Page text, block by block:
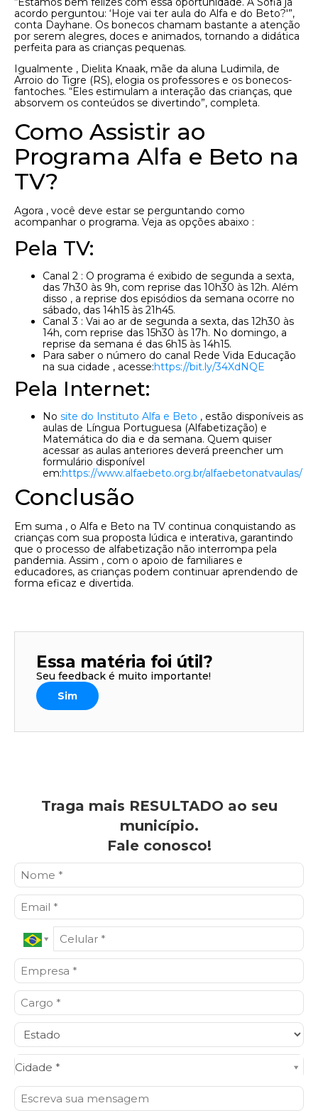
acordo perguntou: ‘Hoje vai ter aula do Alfa e do Beto?'”,
conta Dayhane. Os bonecos chamam bastante a atenção
por serem alegres, doces e animados, tornando a didática
perfeita para as crianças pequenas.
Igualmente , Dielita Knaak, mãe da aluna Ludimila, de
Arroio do Tigre (RS), elogia os professores e os bonecos-
fantoches. “Eles estimulam a interação das crianças, que
absorvem os conteúdos se divertindo”, completa.
Como Assistir ao
Programa Alfa e Beto na
TV?
Agora , você deve estar se perguntando como
acompanhar o programa. Veja as opções abaixo :
Pela TV:
Canal 2 : O programa é exibido de segunda a sexta,
das 7h30 às 9h, com reprise das 10h30 às 12h. Além
disso , a reprise dos episódios da semana ocorre no
sábado, das 14h15 às 21h45.
Canal 3 : Vai ao ar de segunda a sexta, das 12h30 às
14h, com reprise das 15h30 às 17h. No domingo, a
reprise da semana é das 6h15 às 14h15.
Para saber o número do canal Rede Vida Educação
na sua cidade , acesse:https://bit.ly/34XdNQE​​​
Pela Internet:
No site do Instituto Alfa e Beto , estão disponíveis as
aulas de Língua Portuguesa (Alfabetização) e
Matemática do dia e da semana. Quem quiser
acessar as aulas anteriores deverá preencher um
formulário disponível
em:https://www.alfaebeto.org.br/alfaebetonatvaulas/​​​​​
Conclusão
Em suma , o Alfa e Beto na TV continua conquistando as
crianças com sua proposta lúdica e interativa, garantindo
que o processo de alfabetização não interrompa pela
pandemia. Assim , com o apoio de familiares e
educadores, as crianças podem continuar aprendendo de
forma eficaz e divertida.
Essa matéria foi útil?
Seu feedback é muito importante!
Sim
Traga mais RESULTADO ao seu
município.
Fale conosco!
Cidade *
Cidade*